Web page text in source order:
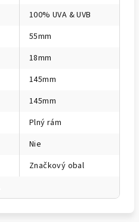
100% UVA & UVB
55mm
18mm
145mm
145mm
Plný rám
Nie
Značkový obal